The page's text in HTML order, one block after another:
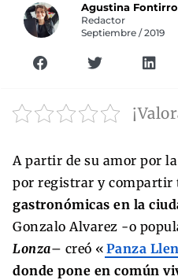
Agustina
Redactor
Septiembre / 2019
A partir de su amor por
por registrar y compartir
gastronómicas en la
Gonzalo Alvarez -o
Lonza– creó « Panza
donde pone en común